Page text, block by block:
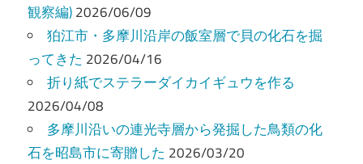
観察編)2026/06/09
狛江市・多摩川沿岸の飯室層で貝の化石を掘
ってきた 2026/04/16
折り紙でステラーダイカイギュウを作る
2026/04/08
多摩川沿いの連光寺層から発掘した鳥類の化
石を昭島市に寄贈した 2026/03/20